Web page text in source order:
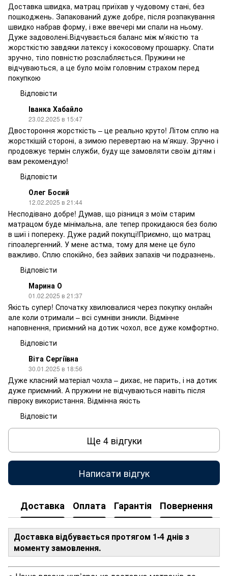
Доставка швидка, матрац приїхав у чудовому стані, без
пошкоджень. Запакований дуже добре, після розпакування
швидко набрав форму, і вже ввечері ми спали на ньому.
Дуже задоволені.Відчувається баланс між м’якістю та
жорсткістю завдяки латексу і кокосовому прошарку. Спати
зручно, тіло повністю розслабляється. Пружини не
відчуваються, а це було моїм головним страхом перед
покупкою
Відповісти
Іванка Хабайло
23.02.2025 в 15:47
Двостороння жорсткість – це реально круто! Літом сплю на
жорсткішій стороні, а зимою перевертаю на м’якшу. Зручно і
продовжує термін служби, буду ще замовляти своїм дітям і
вам рекомендую!
Відповісти
Олег Босий
12.02.2025 в 21:44
Несподівано добре! Думав, що різниця з моїм старим
матрацом буде мінімальна, але тепер прокидаюся без болю
в шиї і попереку. Дуже радий покупці!Приємно, що матрац
гіпоалергенний. У мене астма, тому для мене це було
важливо. Сплю спокійно, без зайвих запахів чи подразнень.
Відповісти
Марина О
01.02.2025 в 21:37
Якість супер! Спочатку хвилювалися через покупку онлайн
але коли отримали – всі сумніви зникли. Відмінне
наповнення, приємний на дотик чохол, все дуже комфортно.
Відповісти
Віта Сергіївна
30.01.2025 в 18:56
Дуже класний матеріал чохла – дихає, не парить, і на дотик
дуже приємний. А пружини не відчуваються навіть після
півроку використання. Відмінна якість
Відповісти
Ще 4 відгуки
Написати відгук
Доставка Оплата Гарантія Повернення
Доставка відбувається протягом 1-4 днів з
моменту замовлення.